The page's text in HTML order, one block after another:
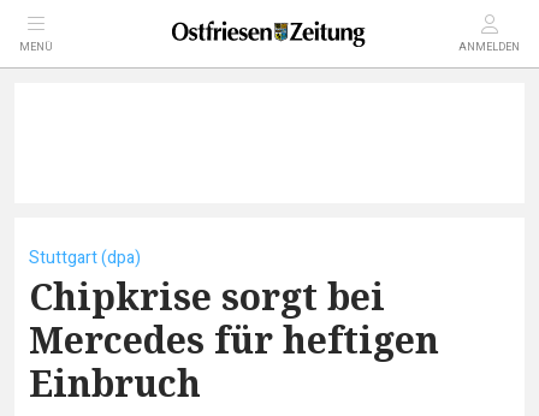
MENÜ ANMELDEN
Stuttgart (dpa)
Chipkrise sorgt bei
Mercedes für heftigen
Einbruch